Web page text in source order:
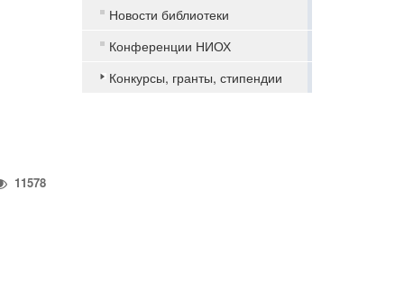
11578
Новости библиотеки
Конференции НИОХ
Конкурсы, гранты, стипендии